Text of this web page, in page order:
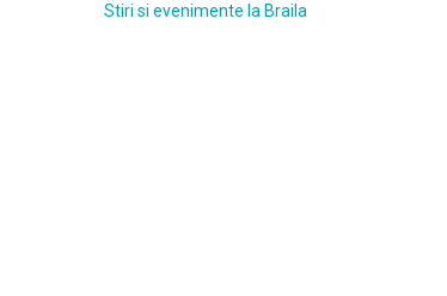
Stiri si evenimente la Braila